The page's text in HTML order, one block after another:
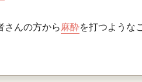
さんの方から麻酔を打つような